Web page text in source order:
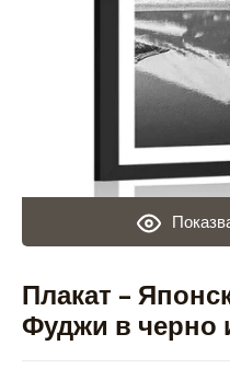
Плакат –
Фуджи в черно